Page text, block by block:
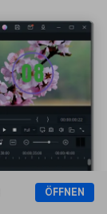
ÖFFNEN